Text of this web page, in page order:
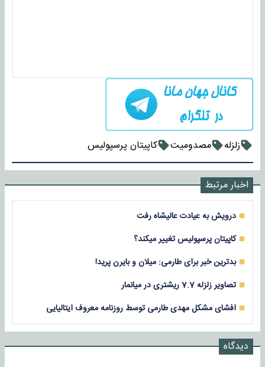
زلزله مصدومیت کاپیتان پرسپولیس
اخبار مرتبط
درویش به عیادت عالیشاه رفت
کاپیتان پرسپولیس تغییر میکند؟
بدترین خبر برای طارمی: میلان و بایرن پرید!
تصاویر زلزله 7.7 ریشتری در میانمار
افشای مشکل مهدی طارمی توسط روزنامه معروف ایتالیایی
دیدگاه